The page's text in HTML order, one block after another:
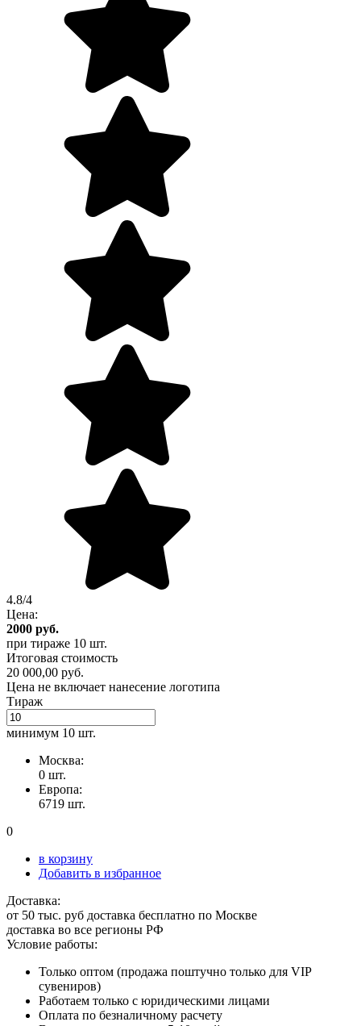
4.8/4
Цена:
2000 руб.
при тираже 10 шт.
Итоговая стоимость
20 000,00 руб.
Цена не включает нанесение логотипа
Тираж
минимум 10 шт.
Москва:
0 шт.
Европа:
6719 шт.
0
в корзину
Добавить в избранное
Доставка:
от 50 тыс. руб доставка бесплатно по Москве
доставка во все регионы РФ
Условие работы:
Только оптом (продажа поштучно только для VIP
сувениров)
Работаем только с юридическими лицами
Оплата по безналичному расчету